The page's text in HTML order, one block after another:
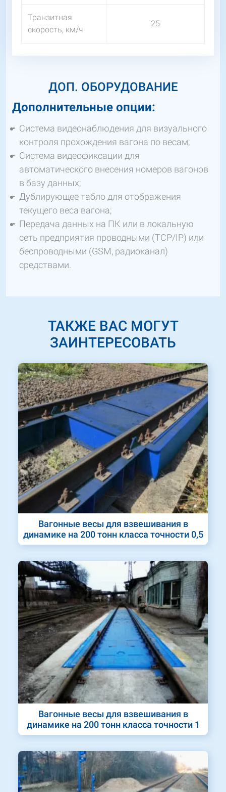
Транзитная
скорость, км/ч
25
ДОП. ОБОРУДОВАНИЕ
Дополнительные опции:
Система видеонаблюдения для визуального
контроля прохождения вагона по весам;
Система видеофиксации для
автоматического внесения номеров вагонов
в базу данных;
Дублирующее табло для отображения
текущего веса вагона;
Передача данных на ПК или в локальную
сеть предприятия проводными (TCP/IP) или
беспроводными (GSM, радиоканал)
средствами.
ТАКЖЕ ВАС МОГУТ
ЗАИНТЕРЕСОВАТЬ
Вагонные весы для взвешивания в
динамике на 200 тонн класса точности 0,5
Вагонные весы для взвешивания в
динамике на 200 тонн класса точности 1